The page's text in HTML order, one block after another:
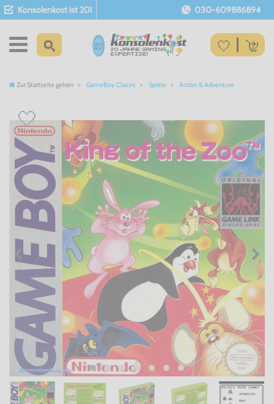
Konsolenkost ist 20! 030-609886894
Zur Startseite gehen GameBoy Classic Spiele Action & Adventure